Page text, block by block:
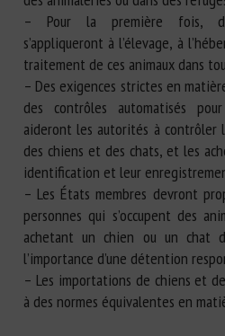
– Pour la première fois,
s’appliqueront à l’élevage, à
traitement de ces animaux dans
– Des exigences strictes en
des contrôles automatisés
aideront les autorités à contrôler
des chiens et des chats, et les
identification et leur
– Les États membres devront
personnes qui s’occupent des
achetant un chien ou un chat
l’importance d’une détention
– Les importations de chiens et
à des normes équivalentes en